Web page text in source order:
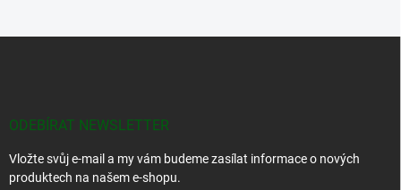
ODEBÍRAT NEWSLETTER
Vložte svůj e-mail a my vám budeme zasílat informace o nových
produktech na našem e-shopu.